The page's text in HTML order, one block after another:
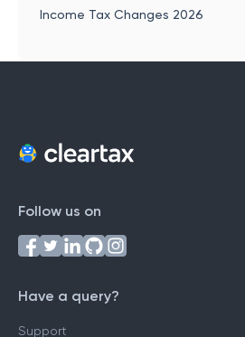
Income Tax Changes 2026
Follow us on
Have a query?
Support